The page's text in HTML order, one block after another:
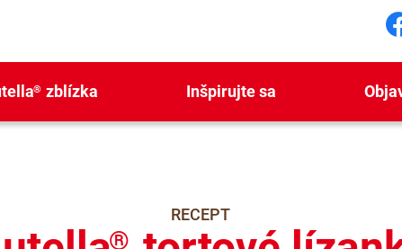
® zblízka Inšpirujte sa
RECEPT
®